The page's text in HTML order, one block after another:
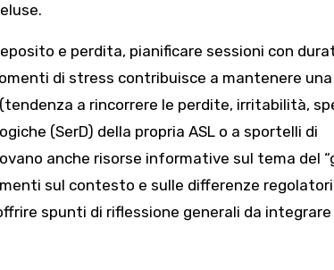
e perdita, pianificare sessioni con
di stress contribuisce a mantenere una
a rincorrere le perdite, irritabilità,
(SerD) della propria ASL o a sportelli di
anche risorse informative sul tema del
sul contesto e sulle differenze
spunti di riflessione generali da integrare